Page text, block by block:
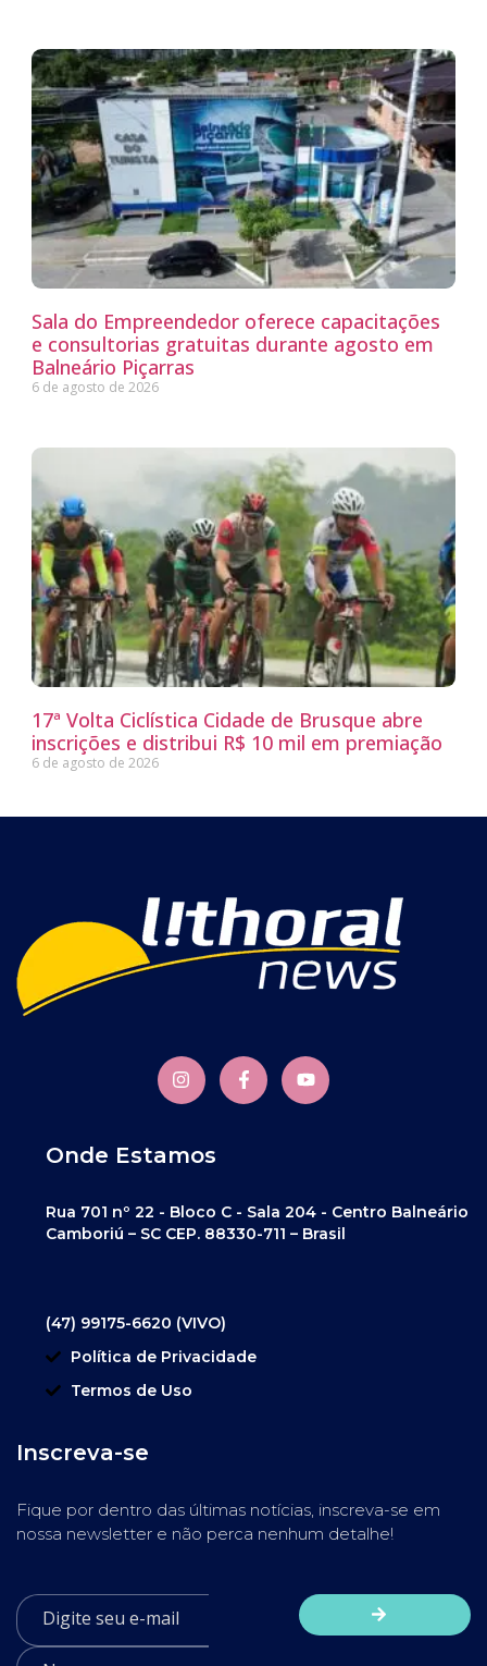
Sala do Empreendedor oferece capacitações
e consultorias gratuitas durante agosto em
Balneário Piçarras
6 de agosto de 2026
17ª Volta Ciclística Cidade de Brusque abre
inscrições e distribui R$ 10 mil em premiação
6 de agosto de 2026
Onde Estamos
Rua 701 nº 22 - Bloco C - Sala 204 - Centro Balneário
Camboriú – SC CEP. 88330-711 – Brasil
(47) 99175-6620 (VIVO)
Política de Privacidade
Termos de Uso
Inscreva-se
Fique por dentro das últimas notícias, inscreva-se em
nossa newsletter e não perca nenhum detalhe!